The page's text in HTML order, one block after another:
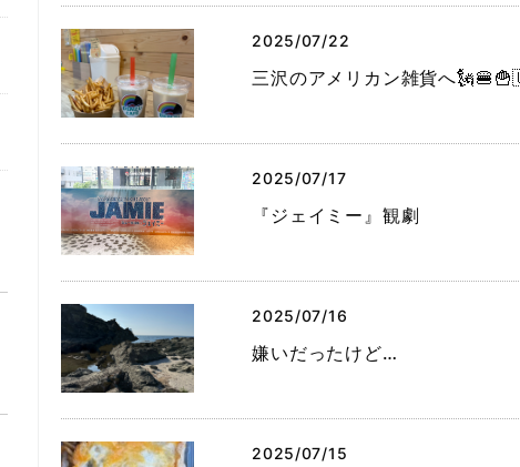
2025/07/22
三沢のアメリカン雑貨へ
2025/07/17
『ジェイミー』観劇
2025/07/16
嫌いだったけど…
2025/07/15